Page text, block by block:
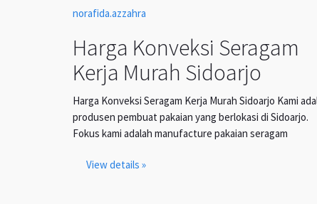
norafida.azzahra
Harga Konveksi Seragam
Kerja Murah Sidoarjo
Harga Konveksi Seragam Kerja Murah Sidoarjo Kami
produsen pembuat pakaian yang berlokasi di Sidoarjo.
Fokus kami adalah manufacture pakaian seragam
View details »